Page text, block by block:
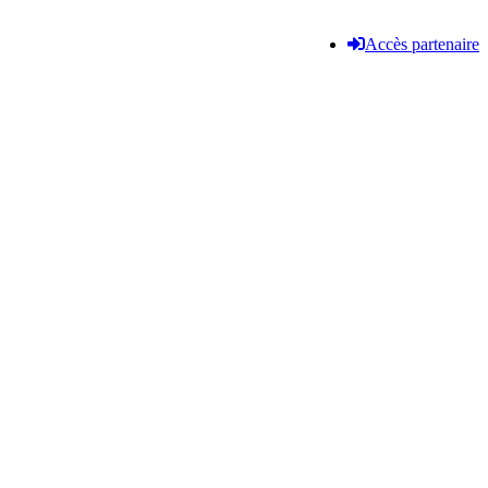
Accès partenaire